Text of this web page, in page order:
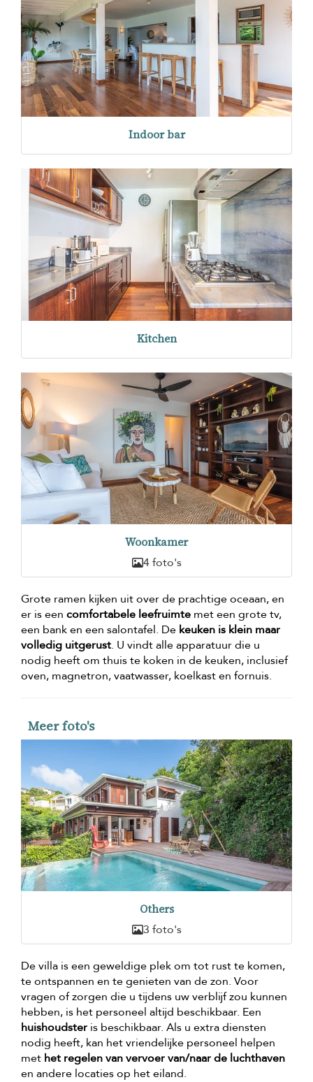
Indoor bar
Kitchen
Woonkamer
4 foto's
Grote ramen kijken uit over de prachtige oceaan, en
er is een comfortabele leefruimte met een grote tv,
een bank en een salontafel. De keuken is klein maar
volledig uitgerust. U vindt alle apparatuur die u
nodig heeft om thuis te koken in de keuken, inclusief
oven, magnetron, vaatwasser, koelkast en fornuis.
Meer foto's
Others
3 foto's
De villa is een geweldige plek om tot rust te komen,
te ontspannen en te genieten van de zon. Voor
vragen of zorgen die u tijdens uw verblijf zou kunnen
hebben, is het personeel altijd beschikbaar. Een
huishoudster is beschikbaar. Als u extra diensten
nodig heeft, kan het vriendelijke personeel helpen
met het regelen van vervoer van/naar de luchthaven
en andere locaties op het eiland.